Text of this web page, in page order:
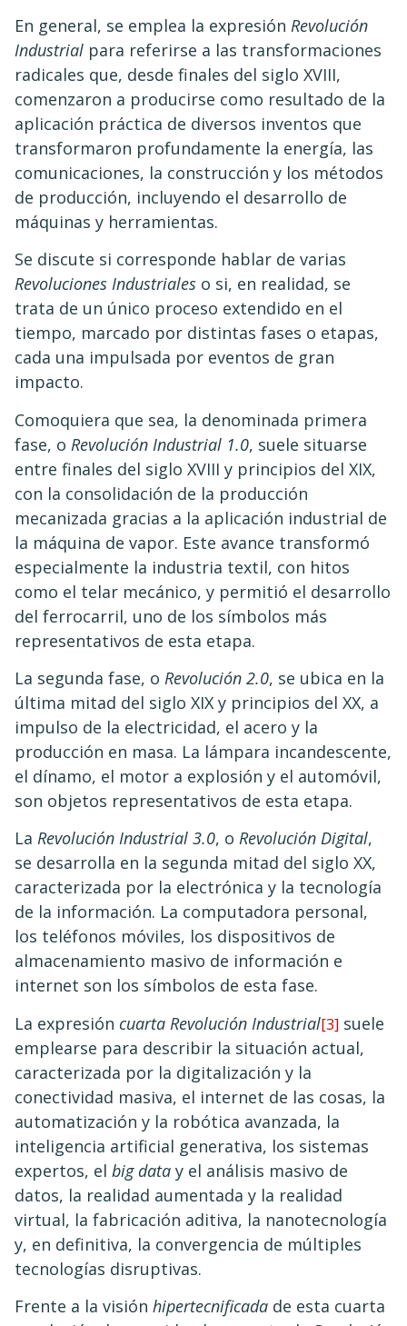
En general, se emplea la expresión Revolución
Industrial para referirse a las transformaciones
radicales que, desde finales del siglo XVIII,
comenzaron a producirse como resultado de la
aplicación práctica de diversos inventos que
transformaron profundamente la energía, las
comunicaciones, la construcción y los métodos
de producción, incluyendo el desarrollo de
máquinas y herramientas.
Se discute si corresponde hablar de varias
Revoluciones Industriales o si, en realidad, se
trata de un único proceso extendido en el
tiempo, marcado por distintas fases o etapas,
cada una impulsada por eventos de gran
impacto.
Comoquiera que sea, la denominada primera
fase, o Revolución Industrial 1.0, suele situarse
entre finales del siglo XVIII y principios del XIX,
con la consolidación de la producción
mecanizada gracias a la aplicación industrial de
la máquina de vapor. Este avance transformó
especialmente la industria textil, con hitos
como el telar mecánico, y permitió el desarrollo
del ferrocarril, uno de los símbolos más
representativos de esta etapa.
La segunda fase, o Revolución 2.0, se ubica en la
última mitad del siglo XIX y principios del XX, a
impulso de la electricidad, el acero y la
producción en masa. La lámpara incandescente,
el dínamo, el motor a explosión y el automóvil,
son objetos representativos de esta etapa.
La Revolución Industrial 3.0, o Revolución Digital,
se desarrolla en la segunda mitad del siglo XX,
caracterizada por la electrónica y la tecnología
de la información. La computadora personal,
los teléfonos móviles, los dispositivos de
almacenamiento masivo de información e
internet son los símbolos de esta fase.
La expresión cuarta Revolución Industrial[3] suele
emplearse para describir la situación actual,
caracterizada por la digitalización y la
conectividad masiva, el internet de las cosas, la
automatización y la robótica avanzada, la
inteligencia artificial generativa, los sistemas
expertos, el big data y el análisis masivo de
datos, la realidad aumentada y la realidad
virtual, la fabricación aditiva, la nanotecnología
y, en definitiva, la convergencia de múltiples
tecnologías disruptivas.
Frente a la visión hipertecnificada de esta cuarta